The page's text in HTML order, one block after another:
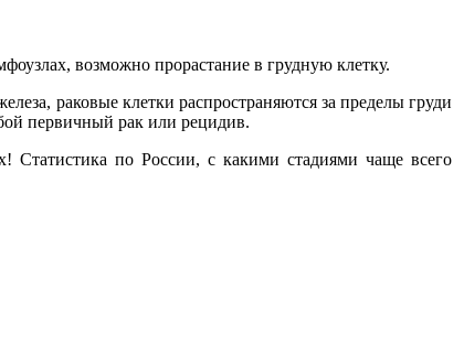
возможно прорастание в грудную клетку.
раковые клетки распространяются за пределы груди
первичный рак или рецидив.
Статистика по России, с какими стадиями чаще всего